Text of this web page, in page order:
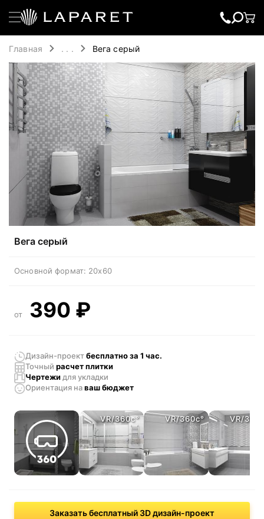
Главная . . . Вега серый
Вега серый
Основной формат: 20x60
от 390 ₽
Дизайн-проектбесплатно за 1 час.
Точный расчет плитки
Чертежи для укладки
Ориентация наваш бюджет
VR/360c° VR/360c° VR/
Заказать бесплатный 3D дизайн-проект